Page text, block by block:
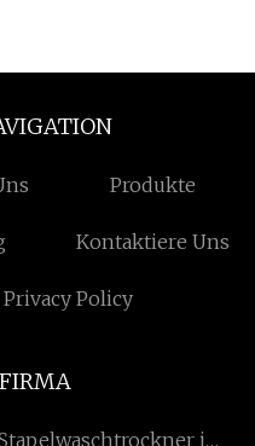
Produkte
Kontaktiere Uns
Privacy Policy
im